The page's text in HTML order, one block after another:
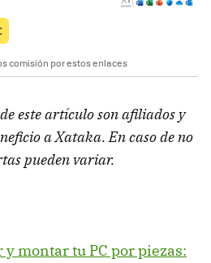
comisión por estos enlaces
este artículo son afiliados y
a Xataka. En caso de no
pueden variar.
y montar tu PC por piezas: